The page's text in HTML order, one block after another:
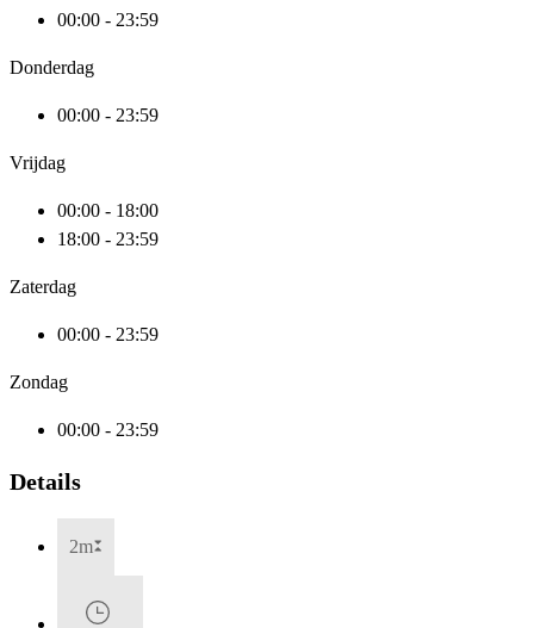
00:00 - 23:59
Donderdag
00:00 - 23:59
Vrijdag
00:00 - 18:00
18:00 - 23:59
Zaterdag
00:00 - 23:59
Zondag
00:00 - 23:59
Details
2m